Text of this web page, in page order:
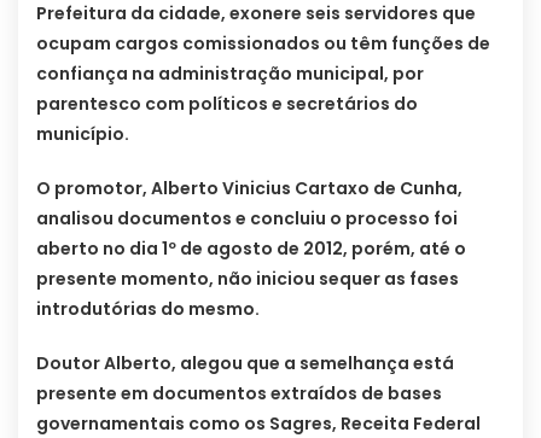
Prefeitura da cidade, exonere seis servidores que
ocupam cargos comissionados ou têm funções de
confiança na administração municipal, por
parentesco com políticos e secretários do
município.
O promotor, Alberto Vinicius Cartaxo de Cunha,
analisou documentos e concluiu o processo foi
aberto no dia 1º de agosto de 2012, porém, até o
presente momento, não iniciou sequer as fases
introdutórias do mesmo.
Doutor Alberto, alegou que a semelhança está
presente em documentos extraídos de bases
governamentais como os Sagres, Receita Federal